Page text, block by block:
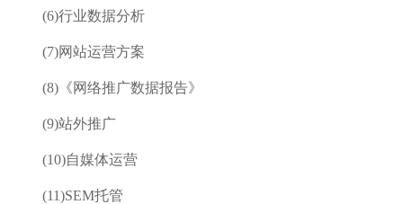
(6)行业数据分析
(7)网站运营方案
(8)《网络推广数据报告》
(9)站外推广
(10)自媒体运营
(11)SEM托管